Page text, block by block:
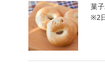
菓
※2